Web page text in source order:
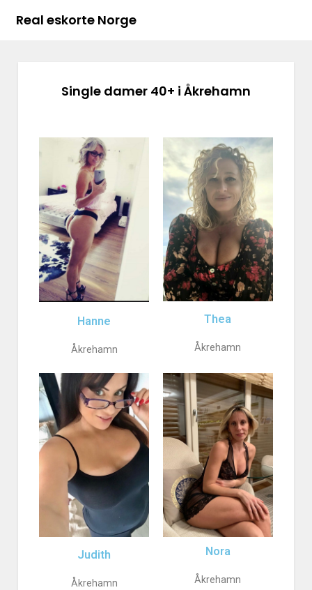
Real eskorte Norge
Single damer 40+ i Åkrehamn
Hanne
Åkrehamn
Thea
Åkrehamn
Judith
Åkrehamn
Nora
Åkrehamn